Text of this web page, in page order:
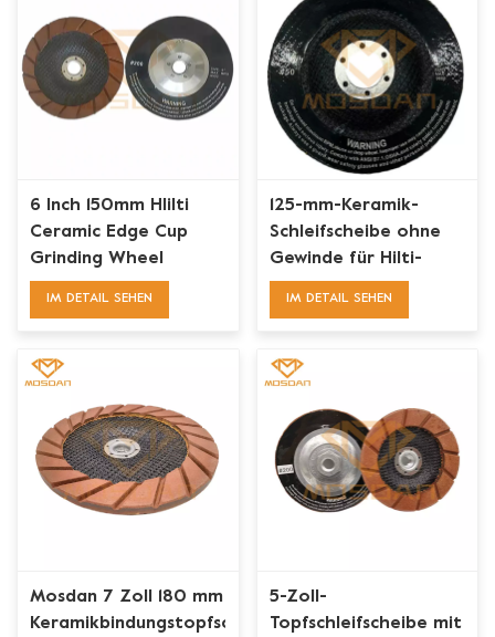
6 Inch 150mm HIilti
Ceramic Edge Cup
Grinding Wheel
IM DETAIL SEHEN
125-mm-Keramik-
Schleifscheibe ohne
Gewinde für Hilti-
Schleifmaschinen
IM DETAIL SEHEN
Mosdan 7 Zoll 180 mm
Keramikbindungstopfscheibe
5-Zoll-
Topfschleifscheibe mit